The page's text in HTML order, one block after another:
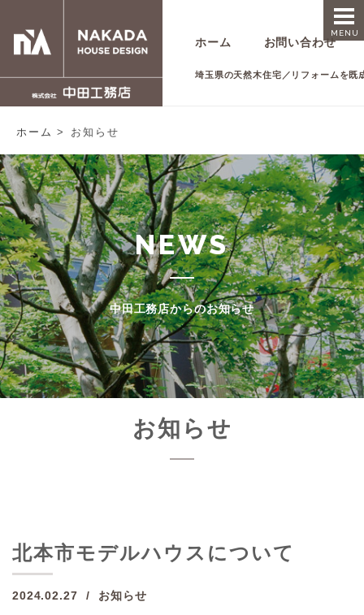
MENU
埼玉県の天然木住宅／リフォームを既
ホーム お問い合わせ
ホーム お知らせ
NEWS
中田工務店からのお知らせ
お知らせ
北本市モデルハウスについて
2024.02.27 お知らせ